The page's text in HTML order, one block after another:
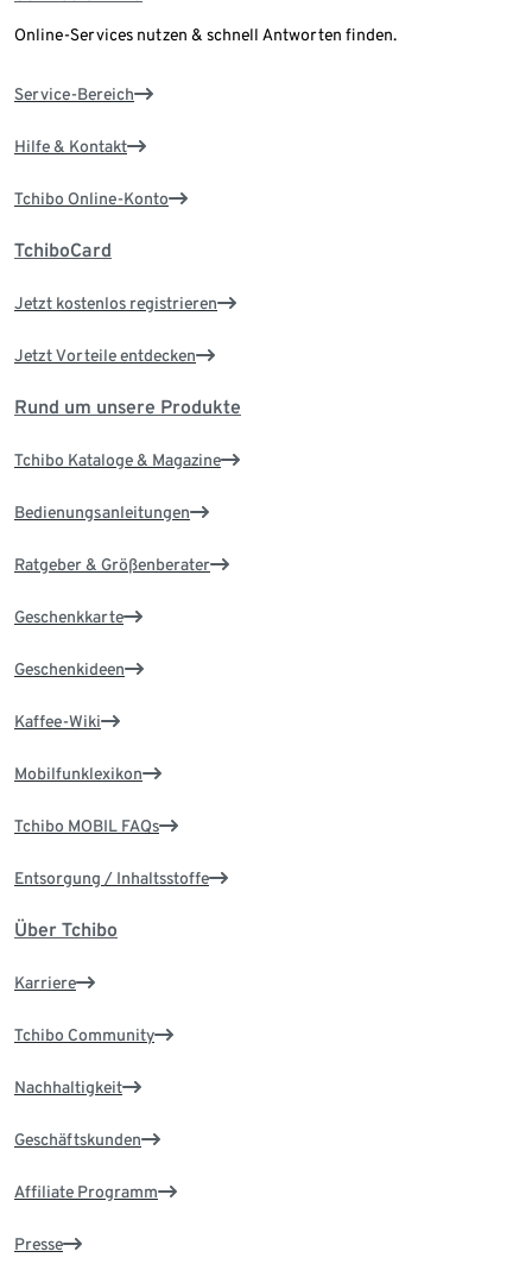
Online-Services nutzen & schnell Antworten finden.
Service-Bereich
Hilfe & Kontakt
Tchibo Online-Konto
TchiboCard
Jetzt kostenlos registrieren
Jetzt Vorteile entdecken
Rund um unsere Produkte
Tchibo Kataloge & Magazine
Bedienungsanleitungen
Ratgeber & Größenberater
Geschenkkarte
Geschenkideen
Kaffee-Wiki
Mobilfunklexikon
Tchibo MOBIL FAQs
Entsorgung / Inhaltsstoffe
Über Tchibo
Karriere
Tchibo Community
Nachhaltigkeit
Geschäftskunden
Affiliate Programm
Presse